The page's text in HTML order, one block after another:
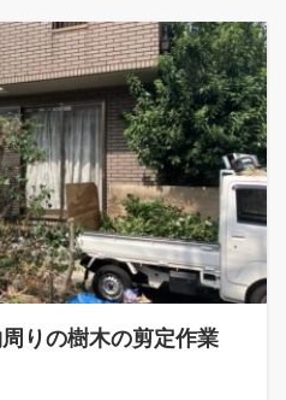
りの樹木の剪定作業